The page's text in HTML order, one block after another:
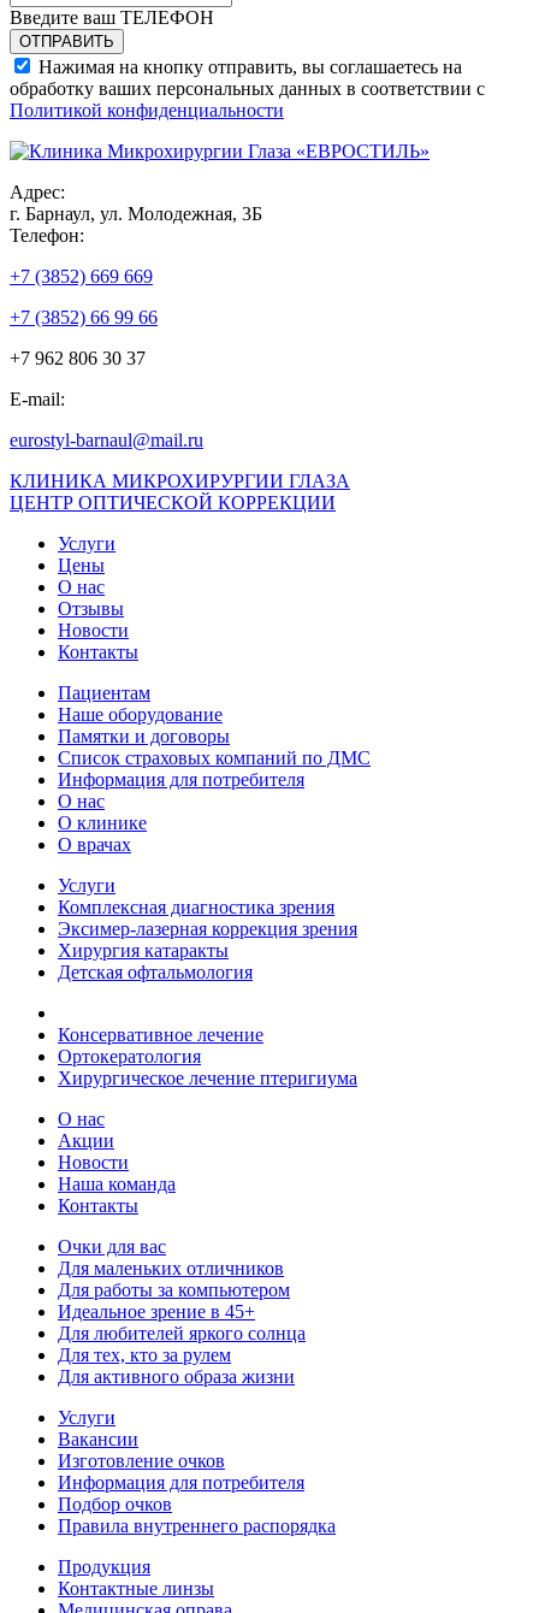
Введите ваш ТЕЛЕФОН
Нажимая на кнопку отправить, вы соглашаетесь на
обработку ваших персональных данных в соответствии с
Политикой конфиденциальности
Адрес:
г. Барнаул, ул. Молодежная, 3Б
Телефон:
+7 (3852) 669 669
+7 (3852) 66 99 66
+7 962 806 30 37
E-mail:
eurostyl-barnaul@mail.ru
КЛИНИКА МИКРОХИРУРГИИ ГЛАЗА
ЦЕНТР ОПТИЧЕСКОЙ КОРРЕКЦИИ
Услуги
Цены
О нас
Отзывы
Новости
Контакты
Пациентам
Наше оборудование
Памятки и договоры
Список страховых компаний по ДМС
Информация для потребителя
О нас
О клинике
О врачах
Услуги
Комплексная диагностика зрения
Эксимер-лазерная коррекция зрения
Хирургия катаракты
Детская офтальмология
Консервативное лечение
Ортокератология
Хирургическое лечение птеригиума
О нас
Акции
Новости
Наша команда
Контакты
Очки для вас
Для маленьких отличников
Для работы за компьютером
Идеальное зрение в 45+
Для любителей яркого солнца
Для тех, кто за рулем
Для активного образа жизни
Услуги
Вакансии
Изготовление очков
Информация для потребителя
Подбор очков
Правила внутреннего распорядка
Продукция
Контактные линзы